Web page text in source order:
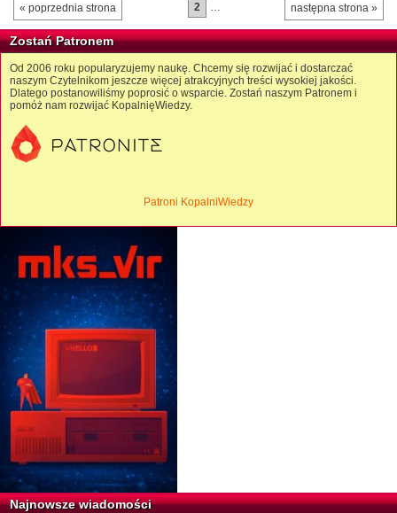
« poprzednia strona następna strona »
2 …
Zostań Patronem
Od 2006 roku popularyzujemy naukę. Chcemy się rozwijać i dostarczać
naszym Czytelnikom jeszcze więcej atrakcyjnych treści wysokiej jakości.
Dlatego postanowiliśmy poprosić o wsparcie. Zostań naszym Patronem i
pomóż nam rozwijać KopalnięWiedzy.
Patroni KopalniWiedzy
Najnowsze wiadomości